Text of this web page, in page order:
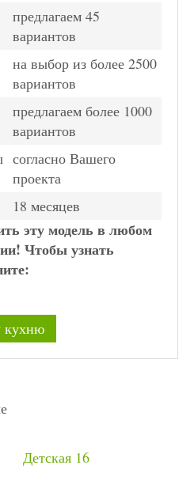
предлагаем 45
вариантов
на выбор из более 2500
вариантов
предлагаем более 1000
вариантов
согласно Вашего
проекта
18 месяцев
эту модель в любом
Чтобы узнать
кухню
Детская 16